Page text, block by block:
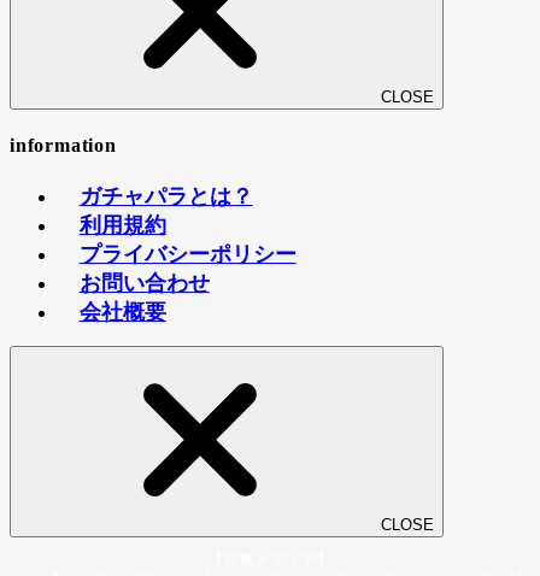
CLOSE
information
ガチャパラとは？
利用規約
プライバシーポリシー
お問い合わせ
会社概要
CLOSE